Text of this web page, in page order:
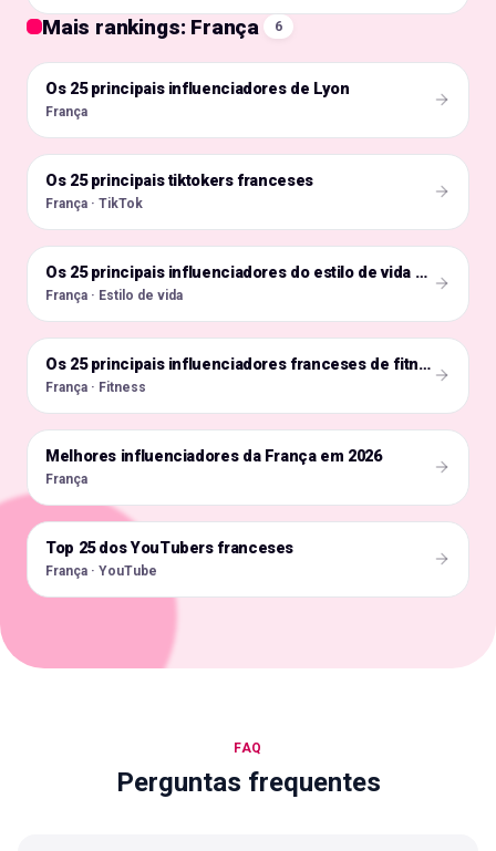
Mais rankings: França 6
🇫🇷
Os 25 principais influenciadores de Lyon
França
🇫🇷
Os 25 principais tiktokers franceses
França · TikTok
🇫🇷 Os 25 principais influenciadores do estilo de vida francês
França · Estilo de vida
🇫🇷 Os 25 principais influenciadores franceses de fitness
França · Fitness
🇫🇷
Melhores influenciadores da França em 2026
França
🇫🇷
Top 25 dos YouTubers franceses
França · YouTube
FAQ
Perguntas frequentes